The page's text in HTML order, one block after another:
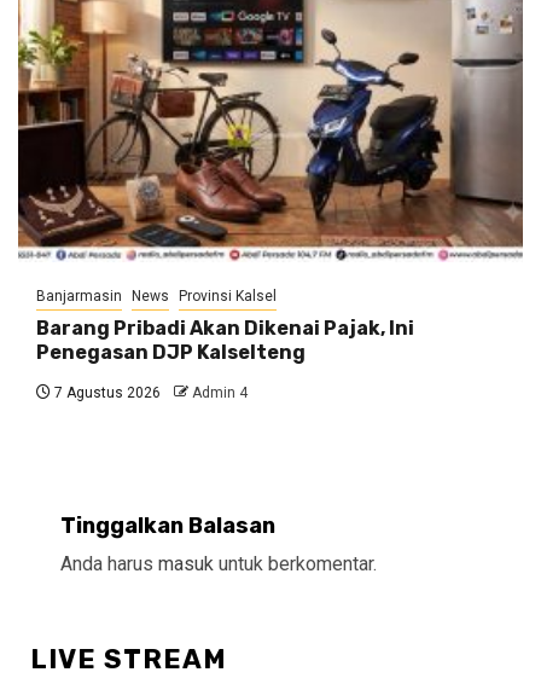
Banjarmasin News Provinsi Kalsel
Barang Pribadi Akan Dikenai Pajak, Ini
Penegasan DJP Kalselteng
7 Agustus 2026 Admin 4
Tinggalkan Balasan
Anda harus masuk untuk berkomentar.
LIVE STREAM